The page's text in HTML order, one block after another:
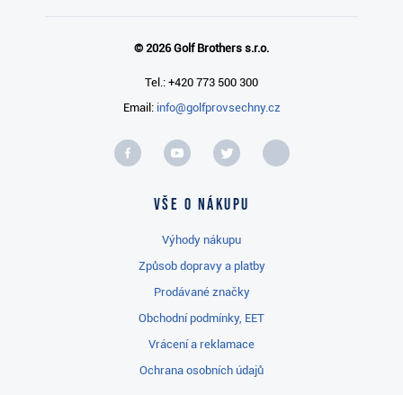
© 2026 Golf Brothers s.r.o.
Tel.: +420 773 500 300
Email: info@golfprovsechny.cz
Vše o nákupu
Výhody nákupu
Způsob dopravy a platby
Prodávané značky
Obchodní podmínky, EET
Vrácení a reklamace
Ochrana osobních údajů